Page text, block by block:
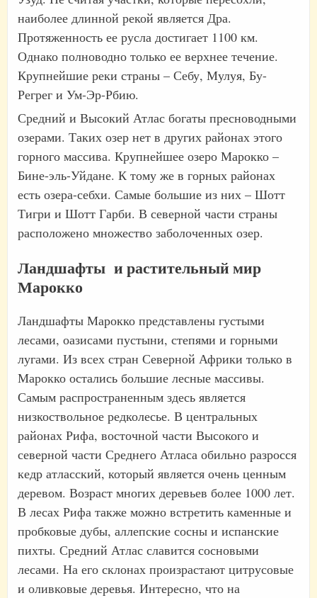
наиболее длинной рекой является Дра.
Протяженность ее русла достигает 1100 км.
Однако полноводно только ее верхнее течение.
Крупнейшие реки страны – Себу, Мулуя, Бу-
Регрег и Ум-Эр-Рбию.
Средний и Высокий Атлас богаты пресноводными
озерами. Таких озер нет в других районах этого
горного массива. Крупнейшее озеро Марокко –
Бине-эль-Уйдане. К тому же в горных районах
есть озера-себхи. Самые большие из них – Шотт
Тигри и Шотт Гарби. В северной части страны
расположено множество заболоченных озер.
Ландшафты и растительный мир
Марокко
Ландшафты Марокко представлены густыми
лесами, оазисами пустыни, степями и горными
лугами. Из всех стран Северной Африки только в
Марокко остались большие лесные массивы.
Самым распространенным здесь является
низкоствольное редколесье. В центральных
районах Рифа, восточной части Высокого и
северной части Среднего Атласа обильно разросся
кедр атласский, который является очень ценным
деревом. Возраст многих деревьев более 1000 лет.
В лесах Рифа также можно встретить каменные и
пробковые дубы, аллепские сосны и испанские
пихты. Средний Атлас славится сосновыми
лесами. На его склонах произрастают цитрусовые
и оливковые деревья. Интересно, что на